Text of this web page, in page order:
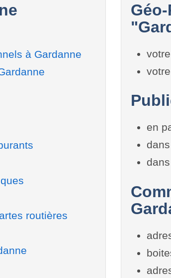
à Gardanne
routières
en